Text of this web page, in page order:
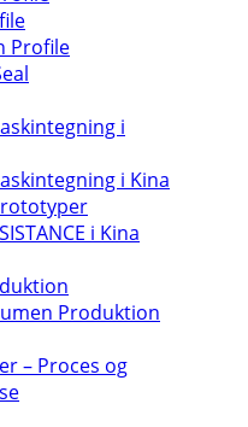
Profile
i
i Kina
i Kina
Produktion
– Proces og